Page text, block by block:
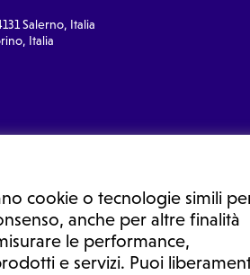
cookie o tecnologie simili
anche per altre finalità
le performance,
e servizi. Puoi
Salerno, Italia
Italia